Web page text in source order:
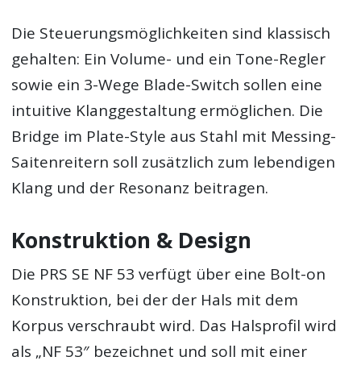
Die Steuerungsmöglichkeiten sind klassisch
gehalten: Ein Volume- und ein Tone-Regler
sowie ein 3-Wege Blade-Switch sollen eine
intuitive Klanggestaltung ermöglichen. Die
Bridge im Plate-Style aus Stahl mit Messing-
Saitenreitern soll zusätzlich zum lebendigen
Klang und der Resonanz beitragen.
Konstruktion & Design
Die PRS SE NF 53 verfügt über eine Bolt-on
Konstruktion, bei der der Hals mit dem
Korpus verschraubt wird. Das Halsprofil wird
als „NF 53″ bezeichnet und soll mit einer